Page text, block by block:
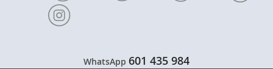
WhatsApp 601 435 984